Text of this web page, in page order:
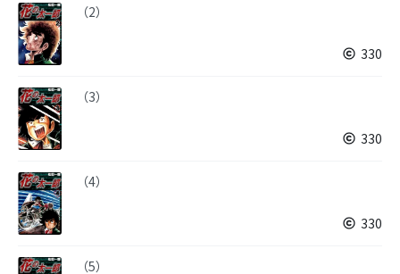
（2）
330
（3）
330
（4）
330
（5）